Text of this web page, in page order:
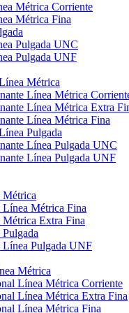
Métrica Corriente
Métrica Fina
Pulgada UNC
Pulgada UNF
Métrica
Línea Métrica
Línea Métrica Extra
Línea Métrica Fina
Pulgada
Línea Pulgada UNC
Línea Pulgada UNF
Métrica
Métrica Fina
Extra Fina
Línea Pulgada UNF
Métrica
Línea Métrica Corriente
Línea Métrica Extra Fina
Línea Métrica Fina